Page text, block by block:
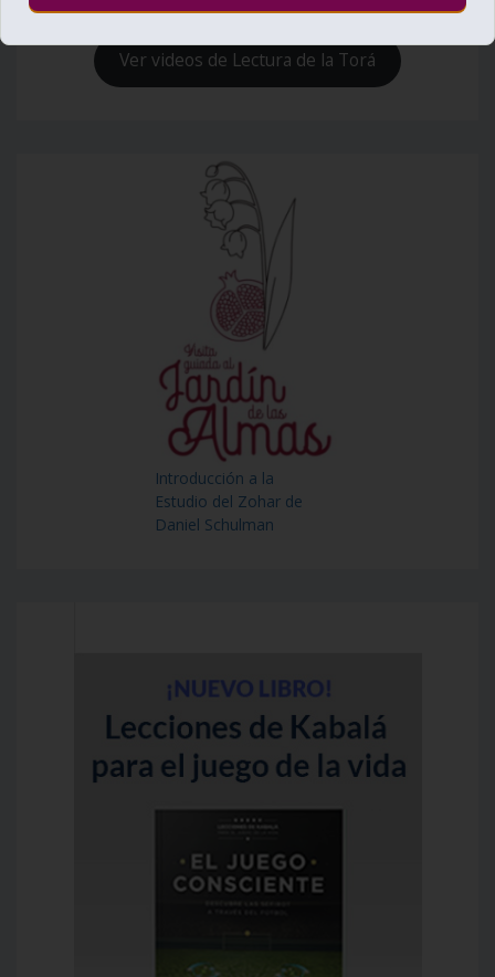
Ver videos de Lectura de la Torá
Introducción a la
Estudio del Zohar de
Daniel Schulman